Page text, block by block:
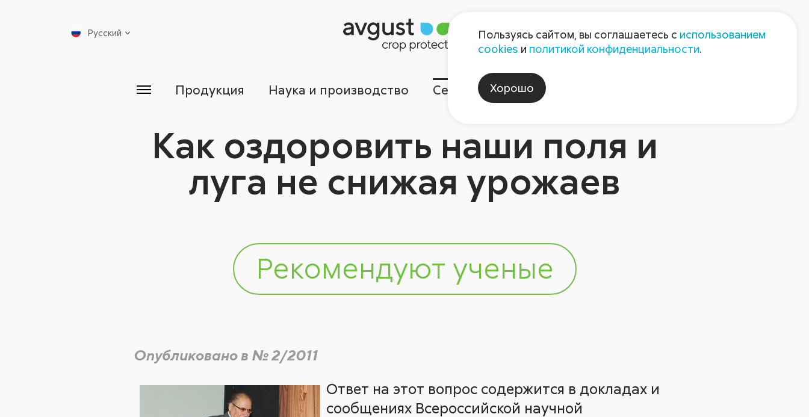
Пресс-центр Контакты
Русский
Продукция Наука и производство Сервисы Компания
Как оздоровить наши поля и
луга не снижая урожаев
Рекомендуют ученые
Опубликовано в № 2/2011
Ответ на этот вопрос содержится в докладах и
сообщениях Всероссийской научной
Пользуясь сайтом, вы соглашаетесь с использованием
cookies и политикой конфиденциальности.
Хорошо